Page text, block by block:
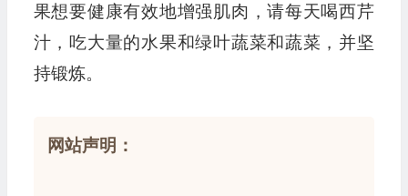
果想要健康有效地增强肌肉，请每天喝西芹
汁，吃大量的水果和绿叶蔬菜和蔬菜，并坚
持锻炼。
网站声明：